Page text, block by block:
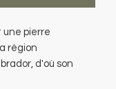
une pierre
région
d'où son